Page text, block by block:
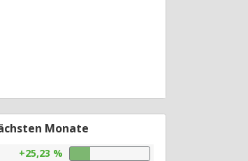
Monate
+25,23 %